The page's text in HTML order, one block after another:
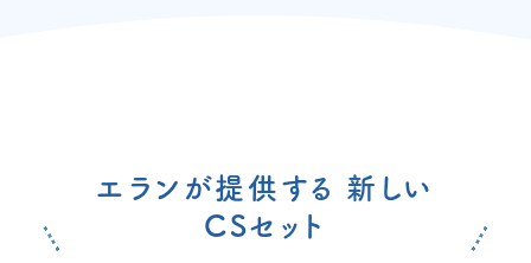
エランが提供する 新しい
CSセット